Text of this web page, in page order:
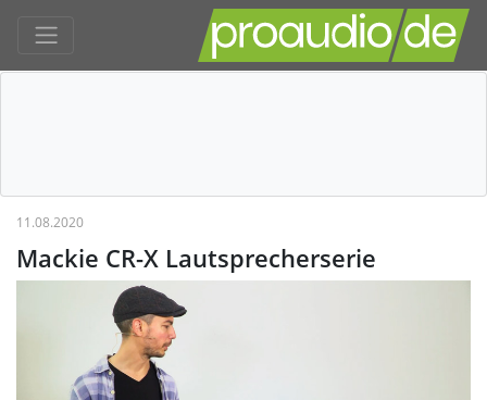
11.08.2020
Mackie CR-X Lautsprecherserie